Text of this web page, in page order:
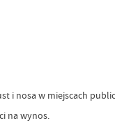
i nosa w miejscach
na wynos.